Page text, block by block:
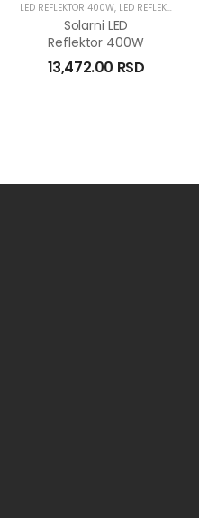
,LED REFLEKTOR SOLARNI,LED
LED REFLEKTOR 400W, LED REFLEKTOR SOLARNI
Solarni LED
Reflektor 400W
13,472.00 RSD